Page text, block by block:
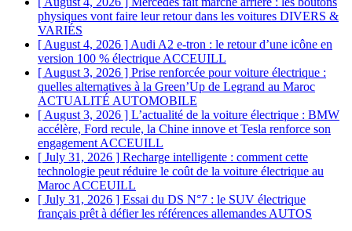
physiques vont faire leur retour dans les voitures DIVERS &
VARIÉS
[ August 4, 2026 ] Audi A2 e-tron : le retour d’une icône en
version 100 % électrique ACCEUILL
[ August 3, 2026 ] Prise renforcée pour voiture électrique :
quelles alternatives à la Green’Up de Legrand au Maroc
ACTUALITÉ AUTOMOBILE
[ August 3, 2026 ] L’actualité de la voiture électrique : BMW
accélère, Ford recule, la Chine innove et Tesla renforce son
engagement ACCEUILL
[ July 31, 2026 ] Recharge intelligente : comment cette
technologie peut réduire le coût de la voiture électrique au
Maroc ACCEUILL
[ July 31, 2026 ] Essai du DS N°7 : le SUV électrique
français prêt à défier les références allemandes AUTOS